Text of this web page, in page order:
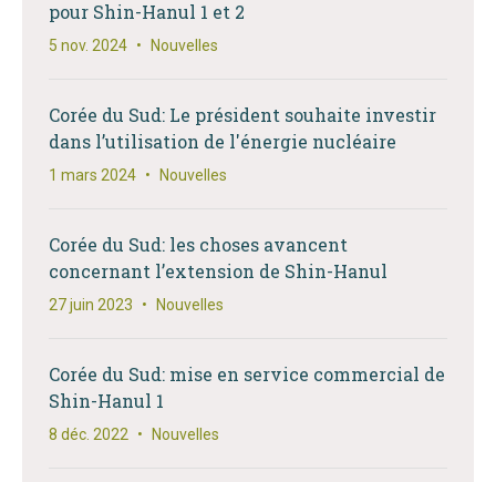
pour Shin-Hanul 1 et 2
5 nov. 2024 • Nouvelles
Corée du Sud: Le président souhaite investir
dans l’utilisation de l'énergie nucléaire
1 mars 2024 • Nouvelles
Corée du Sud: les choses avancent
concernant l’extension de Shin-Hanul
27 juin 2023 • Nouvelles
Corée du Sud: mise en service commercial de
Shin-Hanul 1
8 déc. 2022 • Nouvelles